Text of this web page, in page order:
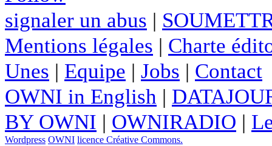
signaler un abus |
Mentions légales | Charte
Unes | Equipe | Jobs | Contact
OWNI in English |
BY OWNI | OWNIRADIO |
Wordpress OWNI licence Créative Commons.